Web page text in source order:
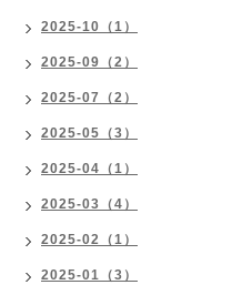
2025-10（1）
2025-09（2）
2025-07（2）
2025-05（3）
2025-04（1）
2025-03（4）
2025-02（1）
2025-01（3）